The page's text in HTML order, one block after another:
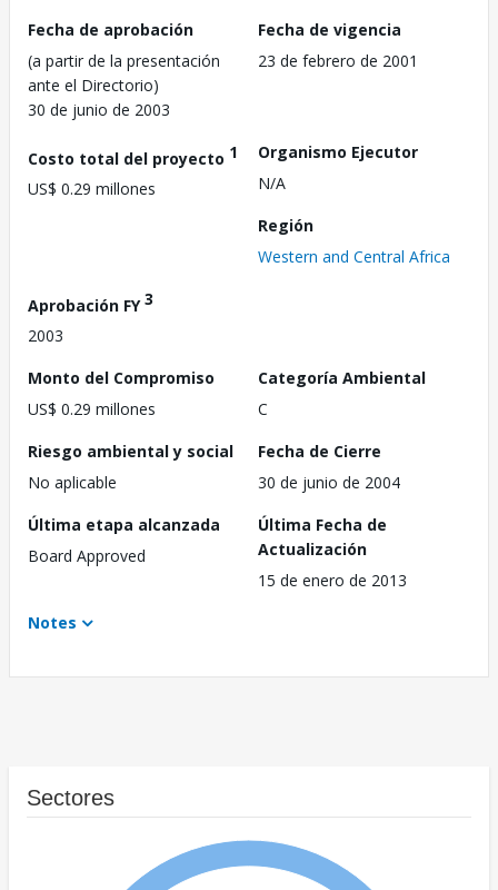
Fecha de aprobación
(a partir de la presentación
ante el Directorio)
30 de junio de 2003
Fecha de vigencia
23 de febrero de 2001
Costo total del proyecto 1
US$ 0.29 millones
Organismo Ejecutor
N/A
Región
Western and Central Africa
Aprobación FY3
2003
Monto del Compromiso
US$ 0.29 millones
Categoría Ambiental
C
Riesgo ambiental y social
No aplicable
Fecha de Cierre
30 de junio de 2004
Última etapa alcanzada
Board Approved
Última Fecha de
Actualización
15 de enero de 2013
Notes
Sectores